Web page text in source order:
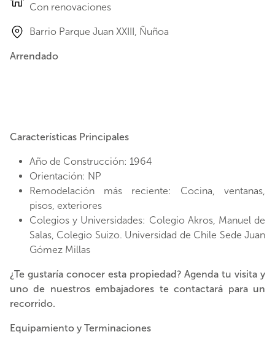
Con renovaciones
Barrio Parque Juan XXIII, Ñuñoa
Arrendado
Características Principales
Año de Construcción: 1964
Orientación: NP
Remodelación más reciente: Cocina, ventanas,
pisos, exteriores
Colegios y Universidades: Colegio Akros, Manuel de
Salas, Colegio Suizo. Universidad de Chile Sede Juan
Gómez Millas
¿Te gustaría conocer esta propiedad? Agenda tu visita y
uno de nuestros embajadores te contactará para un
recorrido.
Equipamiento y Terminaciones